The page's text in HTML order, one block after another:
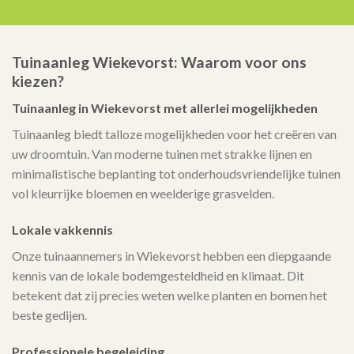
Tuinaanleg Wiekevorst: Waarom voor ons
kiezen?
Tuinaanleg in Wiekevorst met allerlei mogelijkheden
Tuinaanleg biedt talloze mogelijkheden voor het creëren van
uw droomtuin. Van moderne tuinen met strakke lijnen en
minimalistische beplanting tot onderhoudsvriendelijke tuinen
vol kleurrijke bloemen en weelderige grasvelden.
Lokale vakkennis
Onze tuinaannemers in Wiekevorst hebben een diepgaande
kennis van de lokale bodemgesteldheid en klimaat. Dit
betekent dat zij precies weten welke planten en bomen het
beste gedijen.